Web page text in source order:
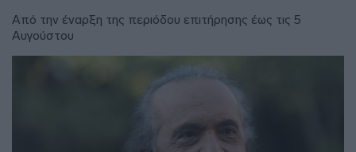
Από την έναρξη της περιόδου επιτήρησης έως τις 5
Αυγούστου